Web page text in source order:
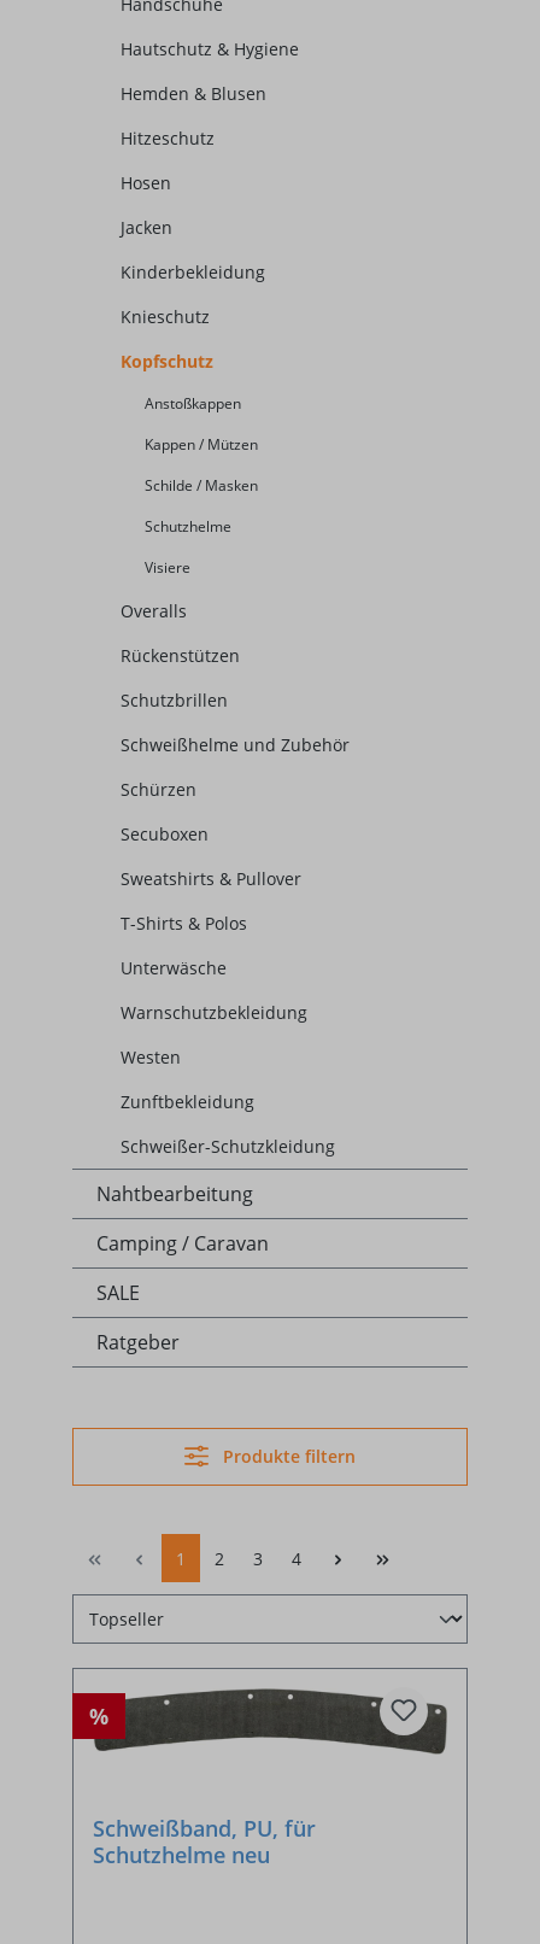
Hautschutz & Hygiene
Hemden & Blusen
Hitzeschutz
Hosen
Jacken
Kinderbekleidung
Knieschutz
Kopfschutz
Anstoßkappen
Kappen / Mützen
Schilde / Masken
Schutzhelme
Visiere
Overalls
Rückenstützen
Schutzbrillen
Schweißhelme und Zubehör
Schürzen
Secuboxen
Sweatshirts & Pullover
T-Shirts & Polos
Unterwäsche
Warnschutzbekleidung
Westen
Zunftbekleidung
Schweißer-Schutzkleidung
Nahtbearbeitung
Camping / Caravan
SALE
Ratgeber
Produkte filtern
1 2 3 4
%
Schweißband, PU, für
Schutzhelme neu